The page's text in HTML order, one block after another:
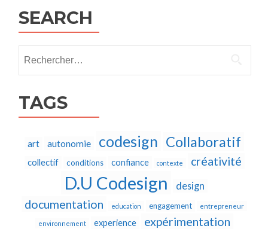
SEARCH
TAGS
art autonomie codesign Collaboratif
collectif conditions confiance contexte créativité
D.U Codesign design
documentation education engagement entrepreneur
environnement experience
expérimentation